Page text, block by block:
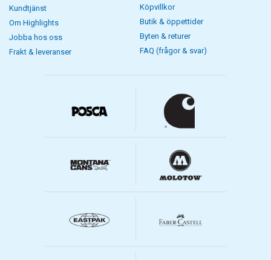
Kundtjänst
Om Highlights
Jobba hos oss
Frakt & leveranser
Köpvillkor
Butik & öppettider
Byten & returer
FAQ (frågor & svar)